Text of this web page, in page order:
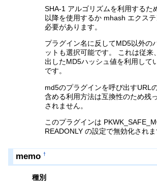
SHA-1 アルゴリズムを利用するた
以降を使用するか mhash エクス
必要があります。
プラグイン名に反してMD5以外の
ットも選択可能です。 これは従来
出したMD5ハッシュ値を利用して
です。
md5のプラグインを呼び出すURL
含める利用方法は互換性のため残
されません。
このプラグインは
READONLY の設定で無効化されま
memo†
種別